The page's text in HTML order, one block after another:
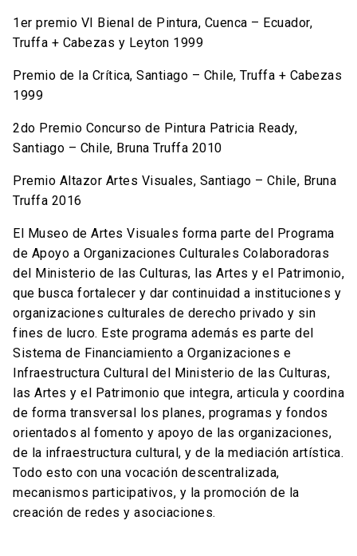
1er premio VI Bienal de Pintura, Cuenca – Ecuador,
Truffa + Cabezas y Leyton 1999
Premio de la Crítica, Santiago – Chile, Truffa + Cabezas
1999
2do Premio Concurso de Pintura Patricia Ready,
Santiago – Chile, Bruna Truffa 2010
Premio Altazor Artes Visuales, Santiago – Chile, Bruna
Truffa 2016
El Museo de Artes Visuales forma parte del Programa
de Apoyo a Organizaciones Culturales Colaboradoras
del Ministerio de las Culturas, las Artes y el Patrimonio,
que busca fortalecer y dar continuidad a instituciones y
organizaciones culturales de derecho privado y sin
fines de lucro. Este programa además es parte del
Sistema de Financiamiento a Organizaciones e
Infraestructura Cultural del Ministerio de las Culturas,
las Artes y el Patrimonio que integra, articula y coordina
de forma transversal los planes, programas y fondos
orientados al fomento y apoyo de las organizaciones,
de la infraestructura cultural, y de la mediación artística.
Todo esto con una vocación descentralizada,
mecanismos participativos, y la promoción de la
creación de redes y asociaciones.